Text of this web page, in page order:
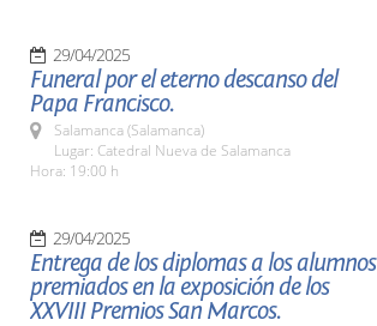
29/04/2025
Funeral por el eterno descanso del
Papa Francisco.
Salamanca (Salamanca)
Lugar: Catedral Nueva de Salamanca
Hora: 19:00 h
29/04/2025
Entrega de los diplomas a los alumnos
premiados en la exposición de los
XXVIII Premios San Marcos.